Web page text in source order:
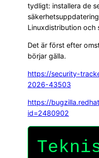
tydligt: installera de
Linuxdistribution och
Det är först efter
börjar gälla.
https://security-
2026-43503
https://
id=2480902